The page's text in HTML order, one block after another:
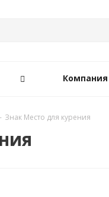
Компания
- Знак Место для курения